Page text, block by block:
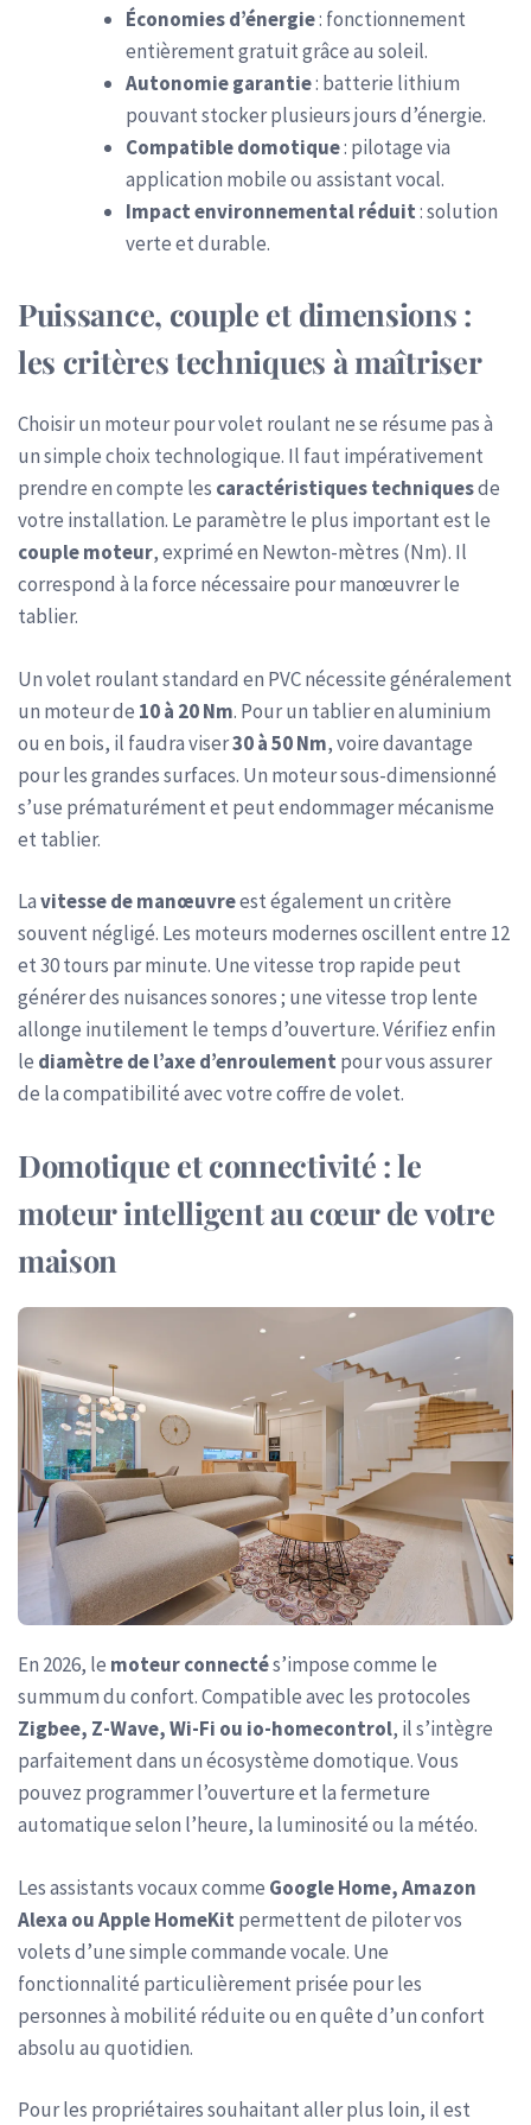
Économies d’énergie: fonctionnement
entièrement gratuit grâce au soleil.
Autonomie garantie: batterie lithium
pouvant stocker plusieurs jours d’énergie.
Compatible domotique: pilotage via
application mobile ou assistant vocal.
Impact environnemental réduit: solution
verte et durable.
Puissance, couple et dimensions :
les critères techniques à maîtriser
Choisir un moteur pour volet roulant ne se résume pas à
un simple choix technologique. Il faut impérativement
prendre en compte les caractéristiques techniquesde
votre installation. Le paramètre le plus important est le
couple moteur, exprimé en Newton-mètres (Nm). Il
correspond à la force nécessaire pour manœuvrer le
tablier.
Un volet roulant standard en PVC nécessite généralement
un moteur de 10 à 20 Nm. Pour un tablier en aluminium
ou en bois, il faudra viser30 à 50 Nm, voire davantage
pour les grandes surfaces. Un moteur sous-dimensionné
s’use prématurément et peut endommager mécanisme
et tablier.
Lavitesse de manœuvreest également un critère
souvent négligé. Les moteurs modernes oscillent entre 12
et 30 tours par minute. Une vitesse trop rapide peut
générer des nuisances sonores ; une vitesse trop lente
allonge inutilement le temps d’ouverture. Vérifiez enfin
le diamètre de l’axe d’enroulement pour vous assurer
de la compatibilité avec votre coffre de volet.
Domotique et connectivité : le
moteur intelligent au cœur de votre
maison
En 2026, le moteur connectés’impose comme le
summum du confort. Compatible avec les protocoles
Zigbee, Z-Wave, Wi-Fi ou io-homecontrol, il s’intègre
parfaitement dans un écosystème domotique. Vous
pouvez programmer l’ouverture et la fermeture
automatique selon l’heure, la luminosité ou la météo.
Les assistants vocaux comme Google Home, Amazon
Alexa ou Apple HomeKit permettent de piloter vos
volets d’une simple commande vocale. Une
fonctionnalité particulièrement prisée pour les
personnes à mobilité réduite ou en quête d’un confort
absolu au quotidien.
Pour les propriétaires souhaitant aller plus loin, il est